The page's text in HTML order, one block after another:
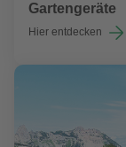
Gartengeräte
Hier entdecken